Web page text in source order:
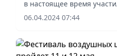
в настоящее время
обращений от граждан,
органов по фактам
06.04.2024 07:44